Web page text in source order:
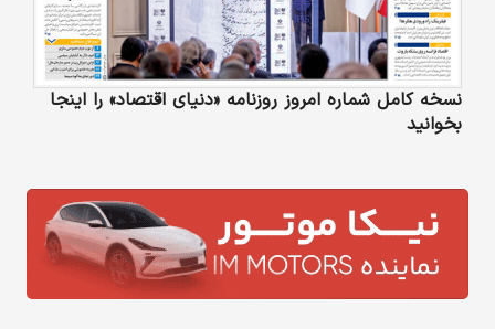
نسخه کامل شماره امروز روزنامه «دنیای‌ اقتصاد» را اینجا
بخوانید